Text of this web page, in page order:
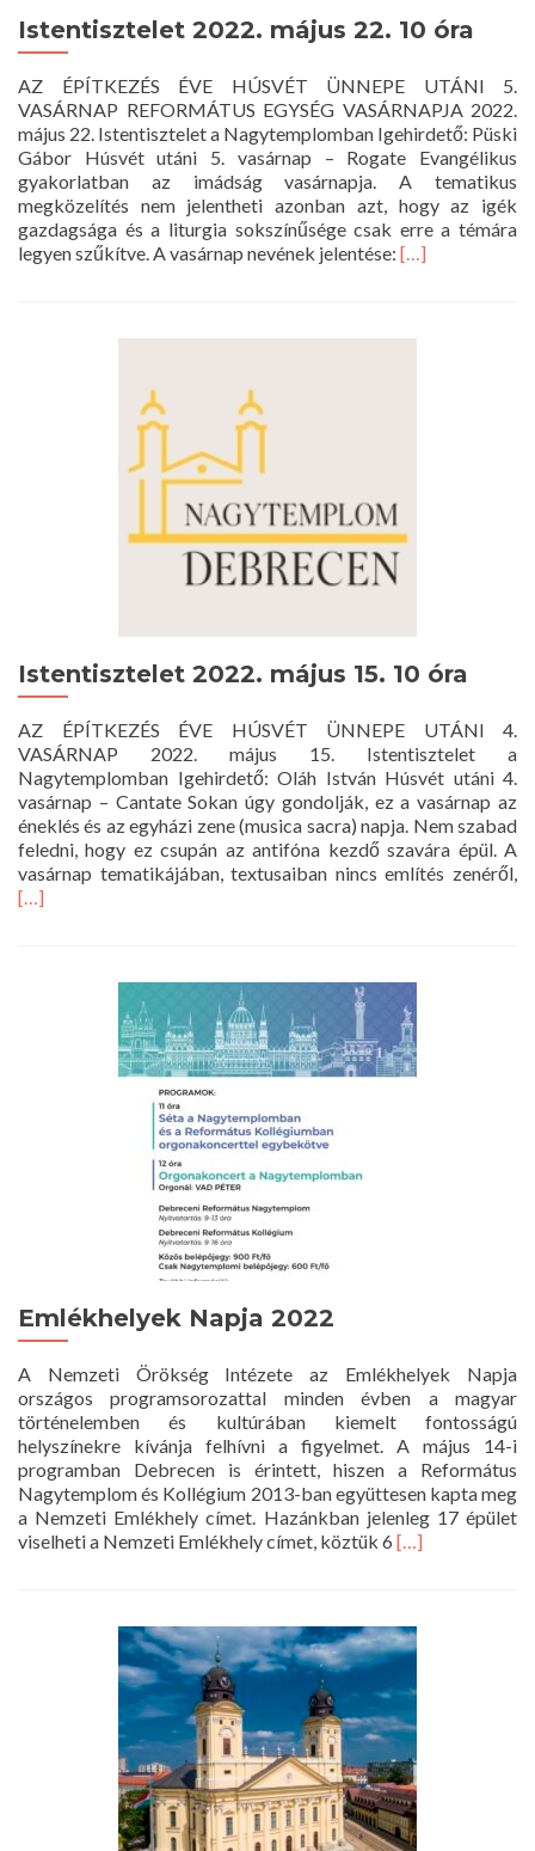
Istentisztelet 2022. május 22. 10 óra
AZ ÉPÍTKEZÉS ÉVE HÚSVÉT ÜNNEPE UTÁNI 5.
VASÁRNAP REFORMÁTUS EGYSÉG VASÁRNAPJA 2022.
május 22. Istentisztelet a Nagytemplomban Igehirdető: Püski
Gábor Húsvét utáni 5. vasárnap – Rogate Evangélikus
gyakorlatban az imádság vasárnapja. A tematikus
megközelítés nem jelentheti azonban azt, hogy az igék
gazdagsága és a liturgia sokszínűsége csak erre a témára
legyen szűkítve. A vasárnap nevének jelentése: Read
[…]
Istentisztelet 2022. május 15. 10 óra
AZ ÉPÍTKEZÉS ÉVE HÚSVÉT ÜNNEPE UTÁNI 4.
VASÁRNAP 2022. május 15. Istentisztelet a
Nagytemplomban Igehirdető: Oláh István Húsvét utáni 4.
vasárnap – Cantate Sokan úgy gondolják, ez a vasárnap az
éneklés és az egyházi zene (musica sacra) napja. Nem szabad
feledni, hogy ez csupán az antifóna kezdő szavára épül. A
vasárnap tematikájában, textusaiban nincs említés zenéről,
[…]
Emlékhelyek Napja 2022
A Nemzeti Örökség Intézete az Emlékhelyek Napja
országos programsorozattal minden évben a magyar
történelemben és kultúrában kiemelt fontosságú
helyszínekre kívánja felhívni a figyelmet. A május 14-i
programban Debrecen is érintett, hiszen a Református
Nagytemplom és Kollégium 2013-ban együttesen kapta meg
a Nemzeti Emlékhely címet. Hazánkban jelenleg 17 épület
viselheti a Nemzeti Emlékhely címet, köztük 6 Read
Napja
2022
[…]